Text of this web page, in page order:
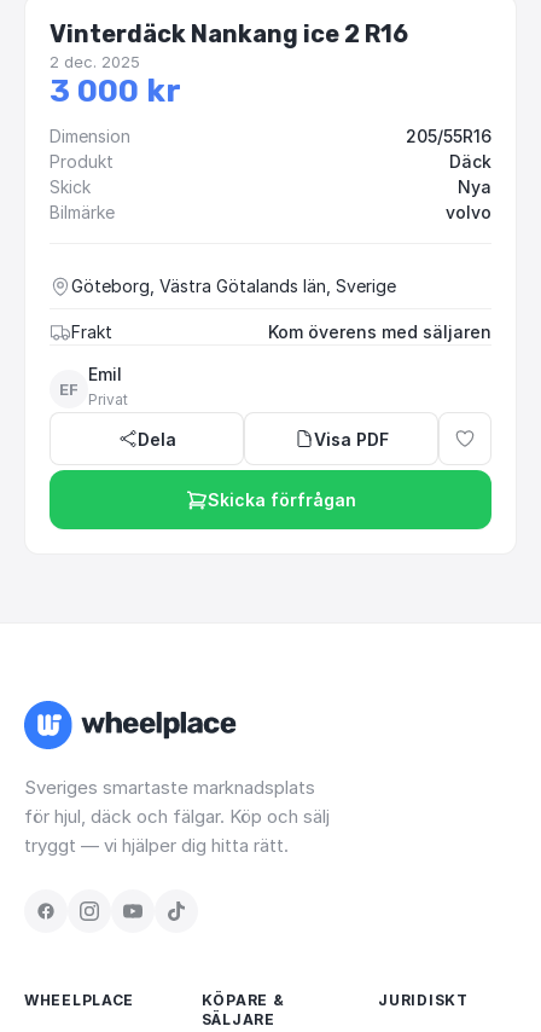
Vinterdäck Nankang ice 2 R16
2 dec. 2025
3 000 kr
Dimension
205/55R16
Produkt
Däck
Skick
Nya
Bilmärke
volvo
Göteborg, Västra Götalands län, Sverige
Frakt Kom överens med säljaren
EF
Emil
Privat
Dela Visa PDF
Skicka förfrågan
Sveriges smartaste marknadsplats
för hjul, däck och fälgar. Köp och sälj
tryggt — vi hjälper dig hitta rätt.
WHEELPLACE
KÖPARE &
SÄLJARE
JURIDISKT